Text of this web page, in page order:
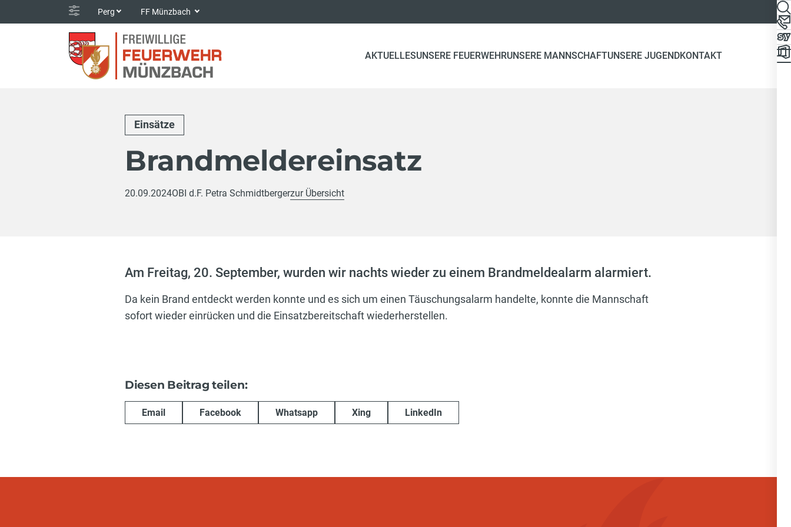
Perg FF Münzbach
AKTUELLESUNSERE FEUERWEHRUNSERE MANNSCHAFTUNSERE JUGENDKONTAKT
Einsätze
Brandmeldereinsatz
20.09.2024OBI d.F. Petra Schmidtbergerzur Übersicht
Am Freitag, 20. September, wurden wir nachts wieder zu einem Brandmeldealarm alarmiert.
Da kein Brand entdeckt werden konnte und es sich um einen Täuschungsalarm handelte, konnte die Mannschaft
sofort wieder einrücken und die Einsatzbereitschaft wiederherstellen.
Diesen Beitrag teilen:
Email Facebook Whatsapp Xing LinkedIn